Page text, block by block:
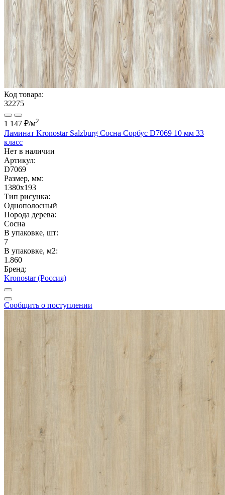
Код товара:
32275
1 147 ₽/м2
Ламинат Kronostar Salzburg Сосна Сорбус D7069 10 мм 33
класс
Нет в наличии
Артикул:
D7069
Размер, мм:
1380x193
Тип рисунка:
Однополосный
Порода дерева:
Сосна
В упаковке, шт:
7
В упаковке, м2:
1.860
Бренд:
Kronostar (Россия)
Сообщить о поступлении